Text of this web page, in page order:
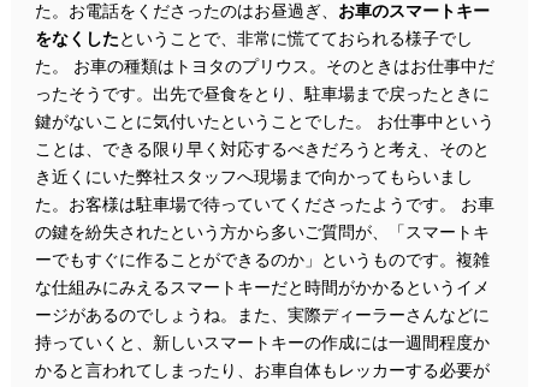
た。お電話をくださったのはお昼過ぎ、 お車のスマートキー
をなくしたということで、非常に慌てておられる様子でし
た。 お車の種類はトヨタのプリウス。そのときはお仕事中だ
ったそうです。出先で昼食をとり、駐車場まで戻ったときに
鍵がないことに気付いたということでした。 お仕事中という
ことは、できる限り早く対応するべきだろうと考え、そのと
き近くにいた弊社スタッフへ現場まで向かってもらいまし
た。お客様は駐車場で待っていてくださったようです。 お車
の鍵を紛失されたという方から多いご質問が、「スマートキ
ーでもすぐに作ることができるのか」というものです。複雑
な仕組みにみえるスマートキーだと時間がかかるというイメ
ージがあるのでしょうね。また、実際ディーラーさんなどに
持っていくと、新しいスマートキーの作成には一週間程度か
かると言われてしまったり、お車自体もレッカーする必要が